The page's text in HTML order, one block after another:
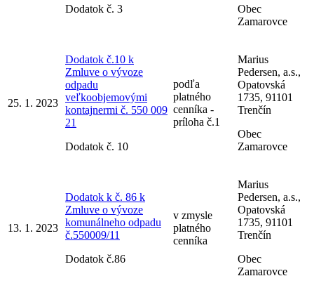
Dodatok č. 3
Obec
Zamarovce
25. 1. 2023
Dodatok č.10 k
Zmluve o vývoze
odpadu
veľkoobjemovými
kontajnermi č. 550 009
21
Dodatok č. 10
podľa
platného
cenníka -
príloha č.1
Marius
Pedersen, a.s.,
Opatovská
1735, 91101
Trenčín
Obec
Zamarovce
13. 1. 2023
Dodatok k č. 86 k
Zmluve o vývoze
komunálneho odpadu
č.550009/11
Dodatok č.86
v zmysle
platného
cenníka
Marius
Pedersen, a.s.,
Opatovská
1735, 91101
Trenčín
Obec
Zamarovce